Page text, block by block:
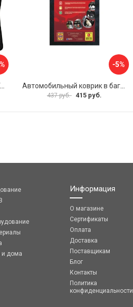
Передние коврики TOYOTA YARIS VERSO 1999-2006 ИП Муллаянов А. М. 2043311151304
-5%
437 руб. 415 руб.
и дома
Информация
О магазине
Сертификаты
Оплата
Доставка
Поставщикам
Блог
Контакты
Политика
конфиденциальности